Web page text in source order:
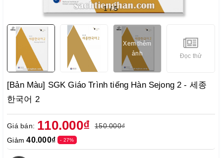
1/5
Xem thêm
ảnh
Đọc thử
[Bản Màu] SGK Giáo Trình tiếng Hàn Sejong 2 - 세종
한국어 2
Giá bán: 110.000₫
150.000₫
Giảm40.000₫ - 27%